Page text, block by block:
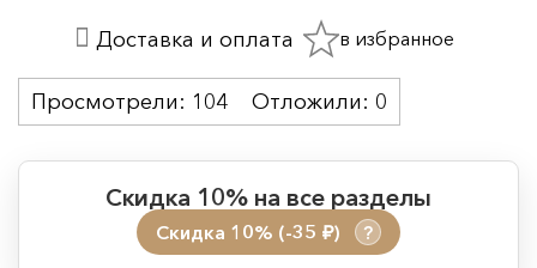
Скидка 10% на все разделы
Скидка 10% (-35 руб.) ?
Просмотрели: 104 Отложили: 0
Доставка и оплата в избранное